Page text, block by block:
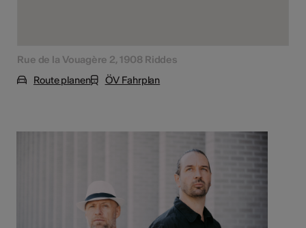
Rue de la Vouagère 2, 1908 Riddes
Route planen
ÖV Fahrplan